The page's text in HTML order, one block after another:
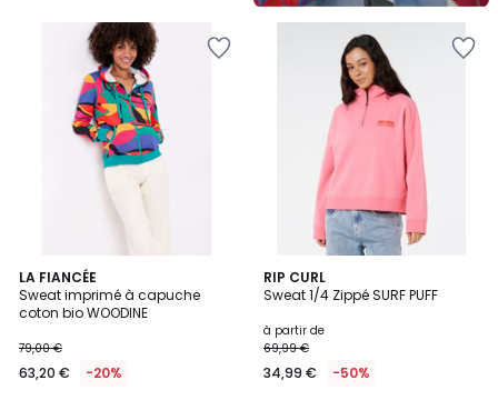
LA FIANCÉE
Sweat imprimé à capuche
coton bio WOODINE
79,00 €
63,20 € -20%
3
Couleurs
RIP CURL
Sweat 1/4 Zippé SURF PUFF
à partir de
69,99 €
34,99 € -50%
3
Couleurs